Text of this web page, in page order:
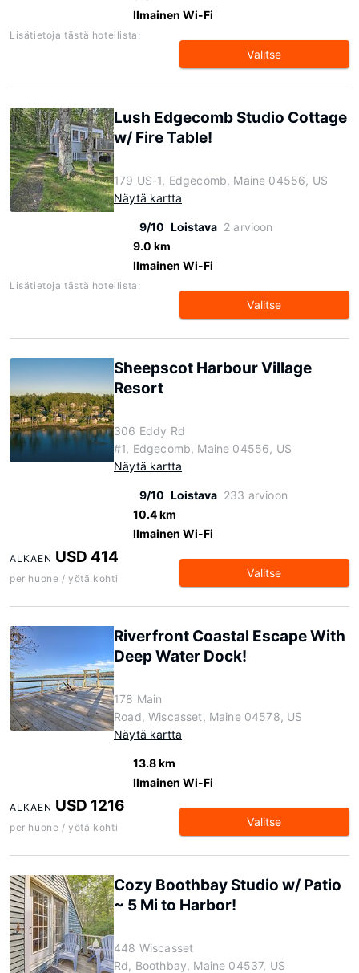
Ilmainen Wi-Fi
Lisätietoja tästä hotellista:
Valitse
Lush Edgecomb Studio Cottage
w/ Fire Table!
179 US-1, Edgecomb, Maine 04556, US
Näytä kartta
9/10 Loistava 2 arvioon
9.0 km
Ilmainen Wi-Fi
Lisätietoja tästä hotellista:
Valitse
Sheepscot Harbour Village
Resort
306 Eddy Rd
#1, Edgecomb, Maine 04556, US
Näytä kartta
9/10 Loistava 233 arvioon
10.4 km
Ilmainen Wi-Fi
ALKAEN USD 414
per huone / yötä kohti Valitse
Riverfront Coastal Escape With
Deep Water Dock!
178 Main
Road, Wiscasset, Maine 04578, US
Näytä kartta
13.8 km
Ilmainen Wi-Fi
ALKAEN USD 1216
per huone / yötä kohti Valitse
Cozy Boothbay Studio w/ Patio
~ 5 Mi to Harbor!
448 Wiscasset
Rd, Boothbay, Maine 04537, US